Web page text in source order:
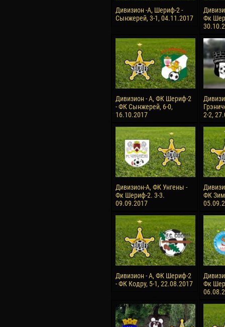
Дивизион -А, Шериф-2 -
Сынжерей, 3-1, 04.11.2017
Фк
Дивизион - А, ФК Шериф-2
- ФК Сынжерей, 6-0,
16.10.2017
2-2,
Дивизион-А, ФК Унгены -
Фк Шериф-2. 3-3.
09.09.2017
ФК
Дивизион - А, ФК Шериф-2
- ФК Кодру, 5-1, 22.08.2017
Фк